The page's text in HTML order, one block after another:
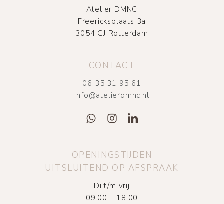
Atelier DMNC
Freericksplaats 3a
3054 GJ Rotterdam
CONTACT
06 35 31 95 61
info@atelierdmnc.nl
OPENINGSTIJDEN
UITSLUITEND OP AFSPRAAK
Di t/m vrij
09.00 – 18.00